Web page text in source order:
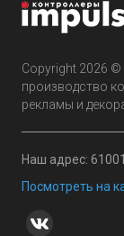
Copyright 2026 ©
производство
рекламы и
Наш адрес:
Посмотреть на